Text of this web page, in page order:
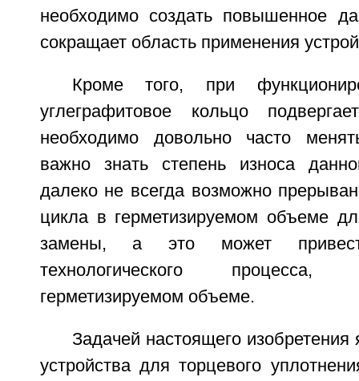
необходимо создать повышенное
сокращает область применения
Кроме того, при
углеграфитовое кольцо
необходимо довольно часто
важно знать степень износа
далеко не всегда возможно
цикла в герметизируемом объеме
замены, а это может
технологического
герметизируемом объеме.
Задачей настоящего изобретения
устройства для торцевого